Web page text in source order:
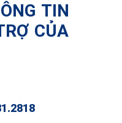
TIN
CỦA